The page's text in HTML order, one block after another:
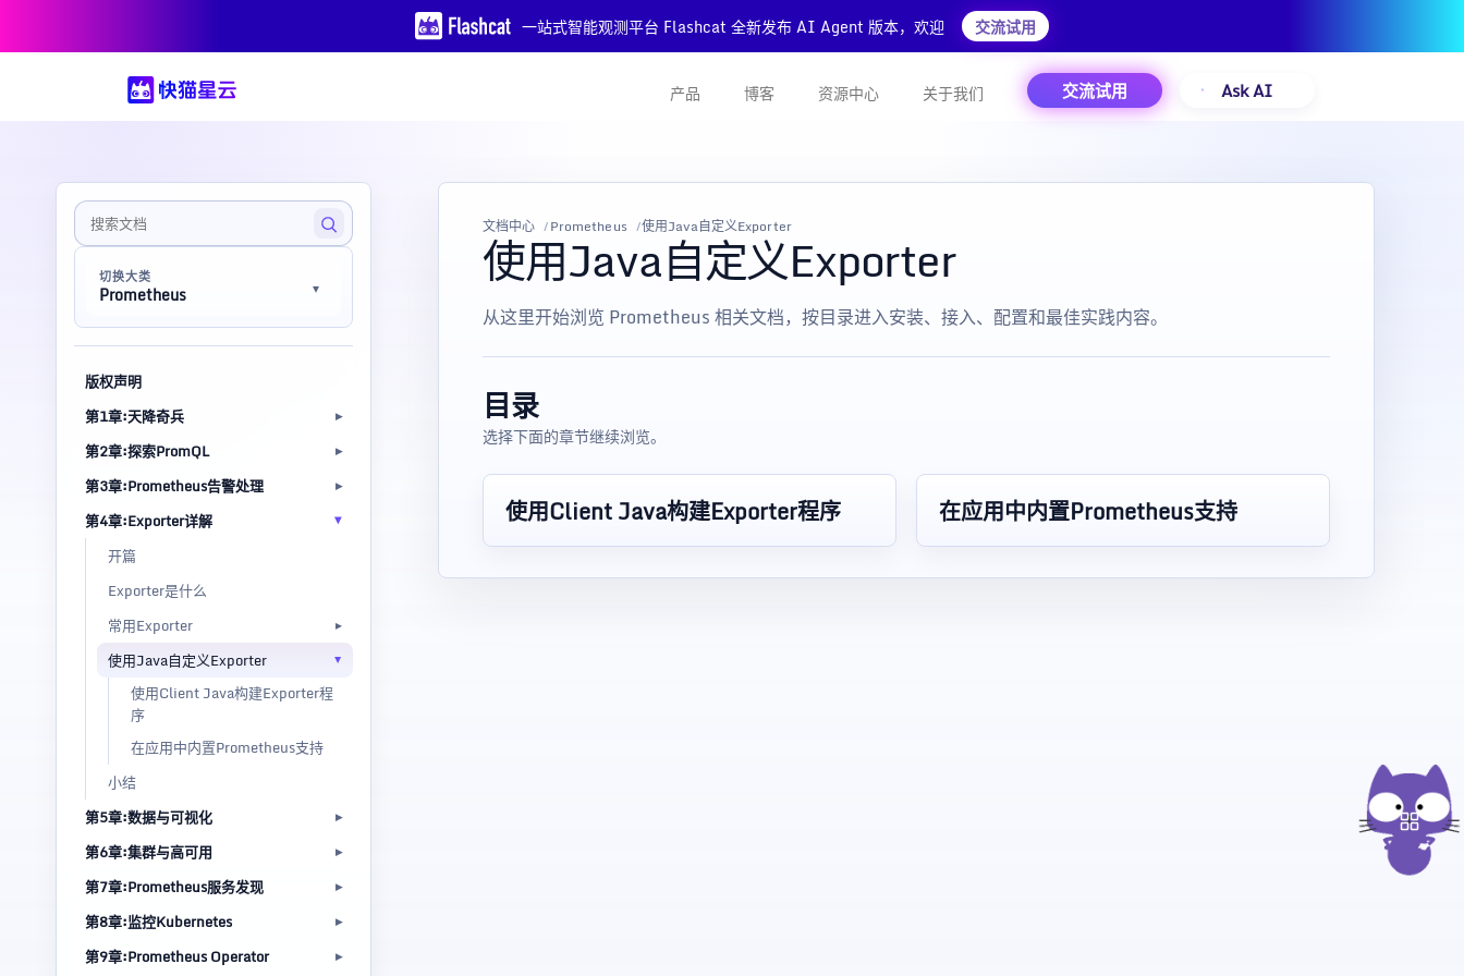
一站式智能观测平台 Flashcat 全新发布 AI Agent 版本，欢迎 交流试用
产品 博客 资源中心 关于我们 交流试用 Ask AI
切换大类
Prometheus
版权声明
第1章:天降奇兵
第2章:探索PromQL
第3章:Prometheus告警处理
第4章:Exporter详解
开篇
Exporter是什么
常用Exporter
使用Java自定义Exporter
使用Client Java构建Exporter程
序
在应用中内置Prometheus支持
小结
第5章:数据与可视化
第6章:集群与高可用
第7章:Prometheus服务发现
第8章:监控Kubernetes
第9章:Prometheus Operator
文档中心 Prometheus 使用Java自定义Exporter
使用Java自定义Exporter
从这里开始浏览 Prometheus 相关文档，按目录进入安装、接入、配置和最佳实践内容。
目录
选择下面的章节继续浏览。
使用Client Java构建Exporter程序 在应用中内置Prometheus支持